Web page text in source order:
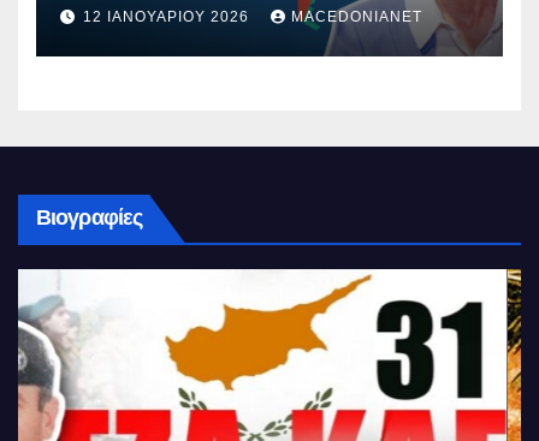
12 ΙΑΝΟΥΑΡΊΟΥ 2026 MACEDONIANET
Βιογραφίες